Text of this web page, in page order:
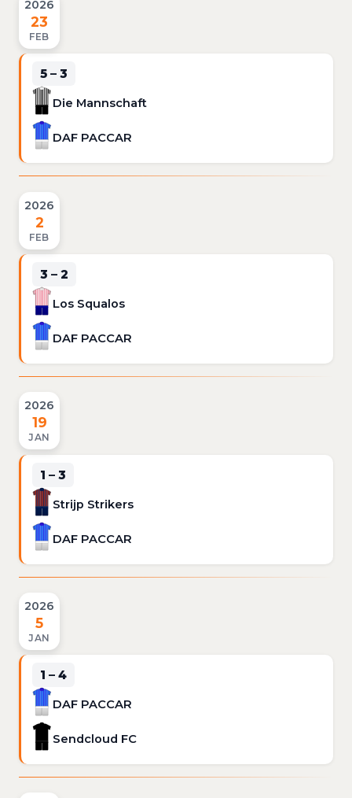
2026
23
FEB
5 – 3
Die Mannschaft
DAF PACCAR
2026
2
FEB
3 – 2
Los Squalos
DAF PACCAR
2026
19
JAN
1 – 3
Strijp Strikers
DAF PACCAR
2026
5
JAN
1 – 4
DAF PACCAR
Sendcloud FC